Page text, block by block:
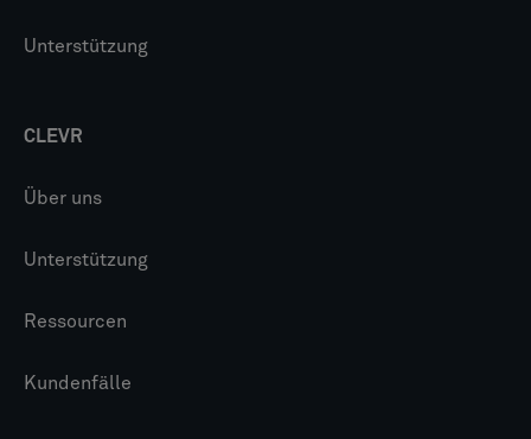
Unterstützung
CLEVR
Über uns
Unterstützung
Ressourcen
Kundenfälle